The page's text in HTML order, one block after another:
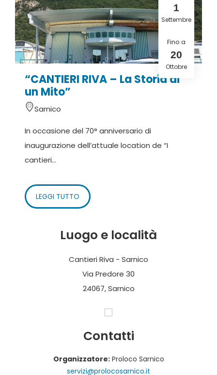
1
Settembre
Fino a
20
Ottobre
“CANTIERI RIVA – La Storia di
un Mito”
Sarnico
In occasione del 70° anniversario di
inaugurazione dell’attuale location de “I
cantieri...
LEGGI TUTTO
Luogo e località
Cantieri Riva - Sarnico
Via Predore 30
24067, Sarnico
Contatti
Organizzatore:Proloco Sarnico
servizi@prolocosarnico.it